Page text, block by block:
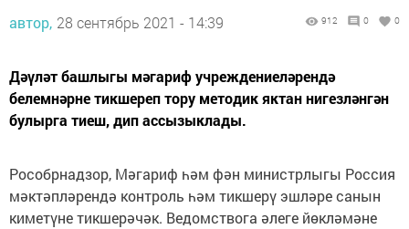
автор, 28 сентябрь 2021 - 14:39 912 0 0
Дәүләт башлыгы мәгариф учреждениеләрендә
белемнәрне тикшереп тору методик яктан нигезләнгән
булырга тиеш, дип ассызыклады.
Рособрнадзор, Мәгариф һәм фән министрлыгы Россия
мәктәпләрендә контроль һәм тикшерү эшләре санын
киметүне тикшерәчәк. Ведомствога әлеге йөкләмәне